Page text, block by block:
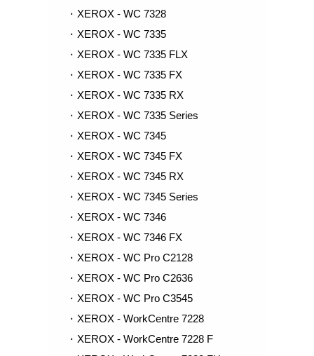
XEROX - WC 7328
XEROX - WC 7335
XEROX - WC 7335 FLX
XEROX - WC 7335 FX
XEROX - WC 7335 RX
XEROX - WC 7335 Series
XEROX - WC 7345
XEROX - WC 7345 FX
XEROX - WC 7345 RX
XEROX - WC 7345 Series
XEROX - WC 7346
XEROX - WC 7346 FX
XEROX - WC Pro C2128
XEROX - WC Pro C2636
XEROX - WC Pro C3545
XEROX - WorkCentre 7228
XEROX - WorkCentre 7228 F